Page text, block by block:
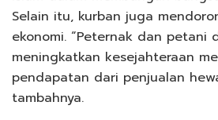
Selain itu, kurban juga
ekonomi. “Peternak dan petani
meningkatkan kesejahteraan
pendapatan dari penjualan
tambahnya.